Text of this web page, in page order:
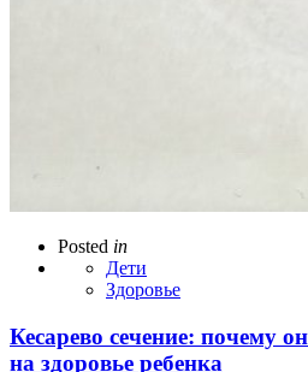
Posted in
Дети
Здоровье
Кесарево сечение: почему
на здоровье ребенка